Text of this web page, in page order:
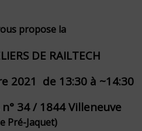
propose la
DE RAILTECH
2021 de 13:30 à ~14:30
34 / 1844 Villeneuve
Pré-Jaquet)